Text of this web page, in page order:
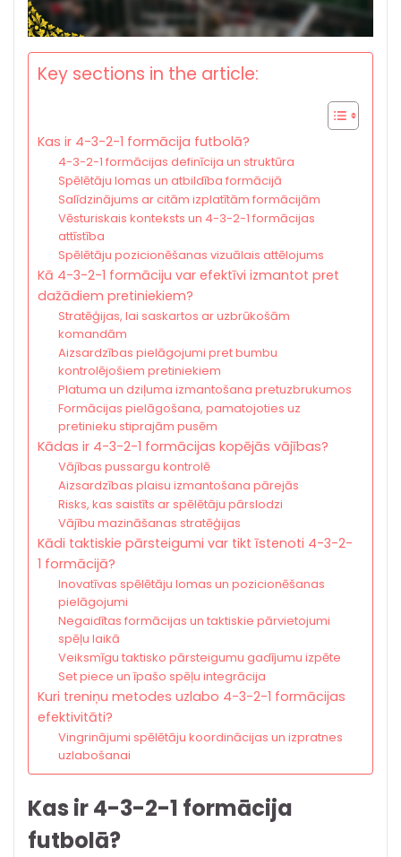
Key sections in the article:
Kas ir 4-3-2-1 formācija futbolā?
4-3-2-1 formācijas definīcija un struktūra
Spēlētāju lomas un atbildība formācijā
Salīdzinājums ar citām izplatītām formācijām
Vēsturiskais konteksts un 4-3-2-1 formācijas
attīstība
Spēlētāju pozicionēšanas vizuālais attēlojums
Kā 4-3-2-1 formāciju var efektīvi izmantot pret
dažādiem pretiniekiem?
Stratēģijas, lai saskartos ar uzbrūkošām
komandām
Aizsardzības pielāgojumi pret bumbu
kontrolējošiem pretiniekiem
Platuma un dziļuma izmantošana pretuzbrukumos
Formācijas pielāgošana, pamatojoties uz
pretinieku stiprajām pusēm
Kādas ir 4-3-2-1 formācijas kopējās vājības?
Vājības pussargu kontrolē
Aizsardzības plaisu izmantošana pārejās
Risks, kas saistīts ar spēlētāju pārslodzi
Vājību mazināšanas stratēģijas
Kādi taktiskie pārsteigumi var tikt īstenoti 4-3-2-
1 formācijā?
Inovatīvas spēlētāju lomas un pozicionēšanas
pielāgojumi
Negaidītas formācijas un taktiskie pārvietojumi
spēļu laikā
Veiksmīgu taktisko pārsteigumu gadījumu izpēte
Set piece un īpašo spēļu integrācija
Kuri treniņu metodes uzlabo 4-3-2-1 formācijas
efektivitāti?
Vingrinājumi spēlētāju koordinācijas un izpratnes
uzlabošanai
Kas ir 4-3-2-1 formācija
futbolā?